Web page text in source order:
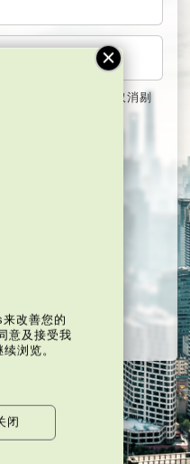
用共用电脑，紧记取消剔
国会员
改善您的
意及接受我
续浏览。
闭